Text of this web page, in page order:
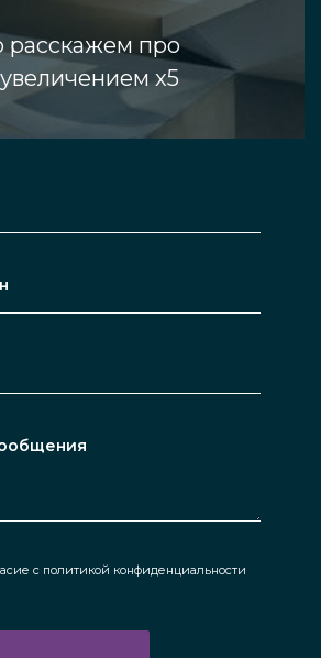
расскажем про
x5
с политикой конфиденциальности